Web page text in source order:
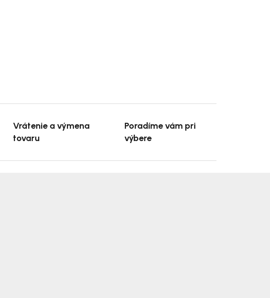
Vrátenie a výmena
tovaru
Poradíme vám pri
výbere